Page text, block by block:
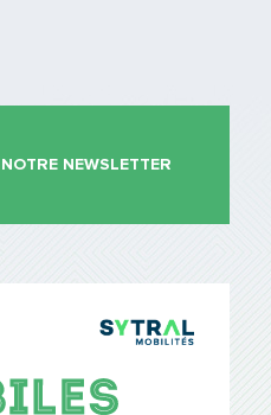
le code
NEWSLETTER